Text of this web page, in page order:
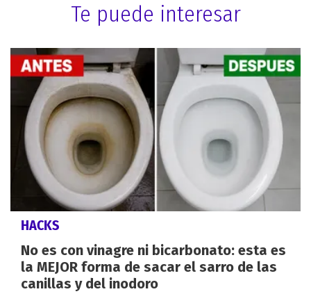
Te puede interesar
HACKS
No es con vinagre ni bicarbonato: esta es
la MEJOR forma de sacar el sarro de las
canillas y del inodoro